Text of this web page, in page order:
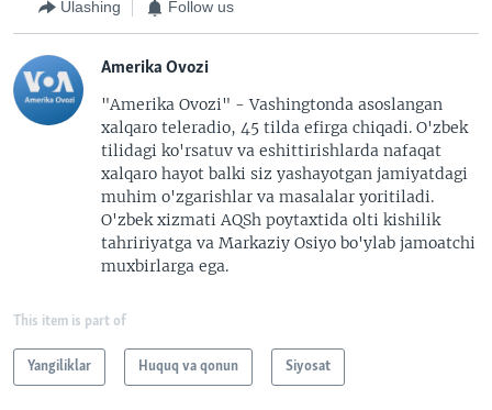
Ulashing Follow us
Amerika Ovozi
"Amerika Ovozi" - Vashingtonda asoslangan
xalqaro teleradio, 45 tilda efirga chiqadi. O'zbek
tilidagi ko'rsatuv va eshittirishlarda nafaqat
xalqaro hayot balki siz yashayotgan jamiyatdagi
muhim o'zgarishlar va masalalar yoritiladi.
O'zbek xizmati AQSh poytaxtida olti kishilik
tahririyatga va Markaziy Osiyo bo'ylab jamoatchi
muxbirlarga ega.
This item is part of
Yangiliklar Huquq va qonun Siyosat